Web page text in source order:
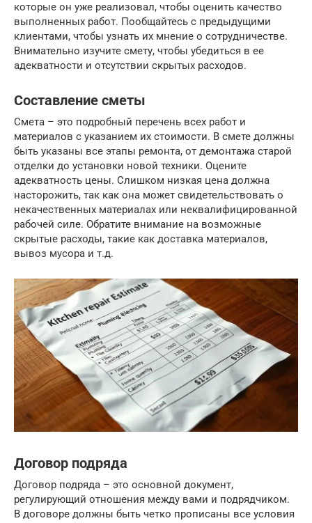
которые он уже реализовал, чтобы оценить качество
выполненных работ. Пообщайтесь с предыдущими
клиентами, чтобы узнать их мнение о сотрудничестве.
Внимательно изучите смету, чтобы убедиться в ее
адекватности и отсутствии скрытых расходов.
Составление сметы
Смета – это подробный перечень всех работ и
материалов с указанием их стоимости. В смете должны
быть указаны все этапы ремонта, от демонтажа старой
отделки до установки новой техники. Оцените
адекватность цены. Слишком низкая цена должна
насторожить, так как она может свидетельствовать о
некачественных материалах или неквалифицированной
рабочей силе. Обратите внимание на возможные
скрытые расходы, такие как доставка материалов,
вывоз мусора и т.д.
Договор подряда
Договор подряда – это основной документ,
регулирующий отношения между вами и подрядчиком.
В договоре должны быть четко прописаны все условия